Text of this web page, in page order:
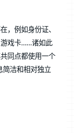
，例如身份证、
游戏卡……诸如此
同点都使用一个
简洁和相对独立